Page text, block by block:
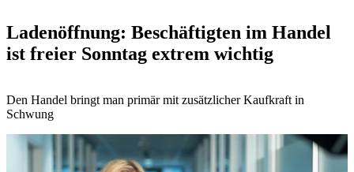
Ladenöffnung: Beschäftigten im Handel
ist freier Sonntag extrem wichtig
Den Handel bringt man primär mit zusätzlicher Kaufkraft in
Schwung